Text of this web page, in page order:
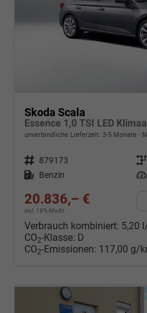
Skoda Scala
unverbindliche Lieferzeit: 3-5 Monate
Fahrzeugnr. 879173 Getriebe
Kraftstoff Benzin Leistung
20.836,– €
incl. 19% MwSt.
Verbrauch kombiniert: 5,20
CO2-Klasse: D
CO2-Emissionen: 117,00 g/